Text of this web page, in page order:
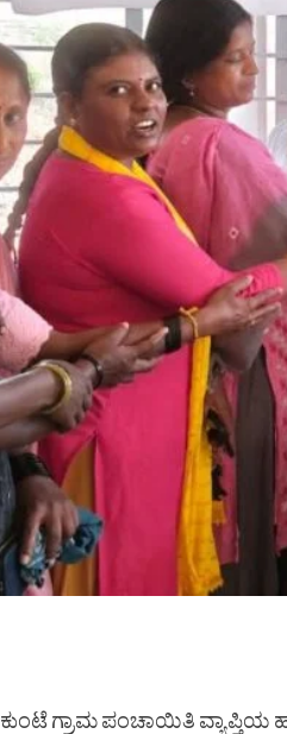
ಗ್ರಾಮ ಪಂಚಾಯಿತಿ ವ್ಯಾಪ್ತಿಯ